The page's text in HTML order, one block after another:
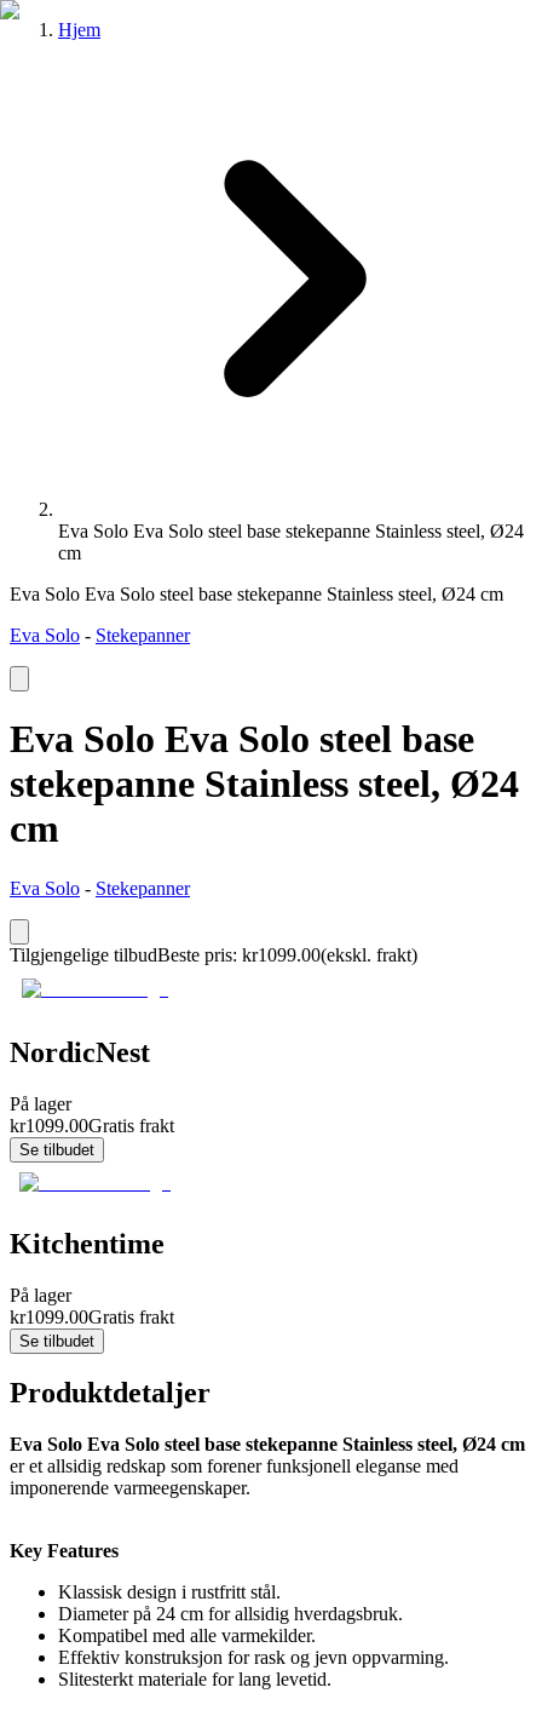
Hjem
Eva Solo Eva Solo steel base stekepanne Stainless steel, Ø24
cm
Eva Solo Eva Solo steel base stekepanne Stainless steel, Ø24 cm
Eva Solo - Stekepanner
Eva Solo Eva Solo steel base
stekepanne Stainless steel, Ø24
cm
Eva Solo - Stekepanner
Tilgjengelige tilbudBeste pris: kr1099.00(ekskl. frakt)
NordicNest
På lager
kr1099.00Gratis frakt
Se tilbudet
Kitchentime
På lager
kr1099.00Gratis frakt
Se tilbudet
Produktdetaljer
Eva Solo Eva Solo steel base stekepanne Stainless steel, Ø24 cm
er et allsidig redskap som forener funksjonell eleganse med
imponerende varmeegenskaper.
Key Features
Klassisk design i rustfritt stål.
Diameter på 24 cm for allsidig hverdagsbruk.
Kompatibel med alle varmekilder.
Effektiv konstruksjon for rask og jevn oppvarming.
Slitesterkt materiale for lang levetid.